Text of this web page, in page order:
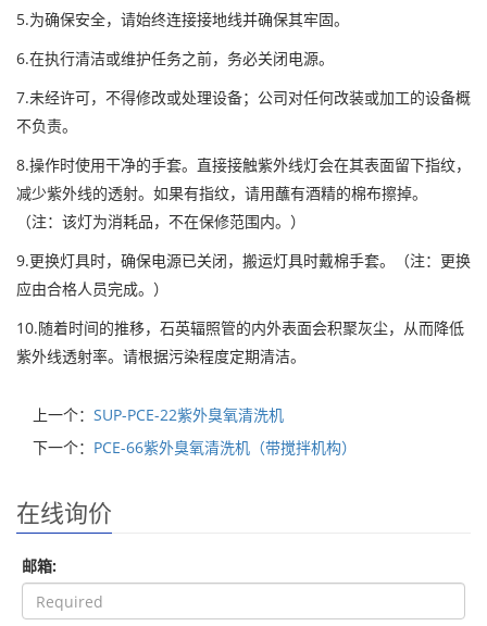
5.为确保安全，请始终连接接地线并确保其牢固。
6.在执行清洁或维护任务之前，务必关闭电源。
7.未经许可，不得修改或处理设备；公司对任何改装或加工的设备概
不负责。
8.操作时使用干净的手套。直接接触紫外线灯会在其表面留下指纹，
减少紫外线的透射。如果有指纹，请用蘸有酒精的棉布擦掉。
（注：该灯为消耗品，不在保修范围内。）
9.更换灯具时，确保电源已关闭，搬运灯具时戴棉手套。（注：更换
应由合格人员完成。）
10.随着时间的推移，石英辐照管的内外表面会积聚灰尘，从而降低
紫外线透射率。请根据污染程度定期清洁。
上一个： SUP-PCE-22紫外臭氧清洗机
下一个： PCE-66紫外臭氧清洗机（带搅拌机构）
在线询价
邮箱: